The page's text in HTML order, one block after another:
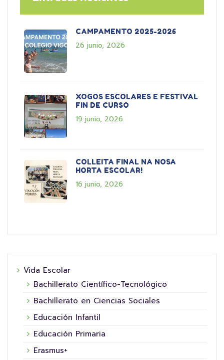
CAMPAMENTO 2025-2026
26 junio, 2026
XOGOS ESCOLARES E FESTIVAL
FIN DE CURSO
19 junio, 2026
COLLEITA FINAL NA NOSA
HORTA ESCOLAR!
16 junio, 2026
Vida Escolar
Bachillerato Científico-Tecnológico
Bachillerato en Ciencias Sociales
Educación Infantil
Educación Primaria
Erasmus+